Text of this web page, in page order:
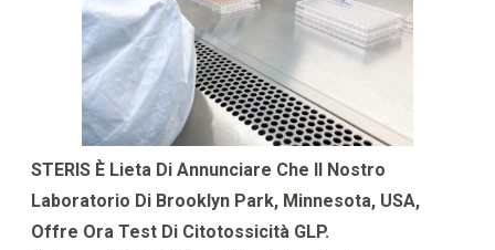
STERIS È Lieta Di Annunciare Che Il Nostro
Laboratorio Di Brooklyn Park, Minnesota, USA,
Offre Ora Test Di Citotossicità GLP.